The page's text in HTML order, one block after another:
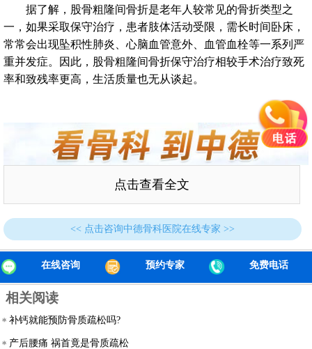
据了解，股骨粗隆间骨折是老年人较常见的骨折类型之
一，如果采取保守治疗，患者肢体活动受限，需长时间卧床，
常常会出现坠积性肺炎、心脑血管意外、血管血栓等一系列严
重并发症。因此，股骨粗隆间骨折保守治疗相较手术治疗致死
率和致残率更高，生活质量也无从谈起。
点击查看全文
<< 点击咨询中德骨科医院在线专家 >>
在线咨询 预约专家 免费电话
相关阅读
补钙就能预防骨质疏松吗?
产后腰痛 祸首竟是骨质疏松